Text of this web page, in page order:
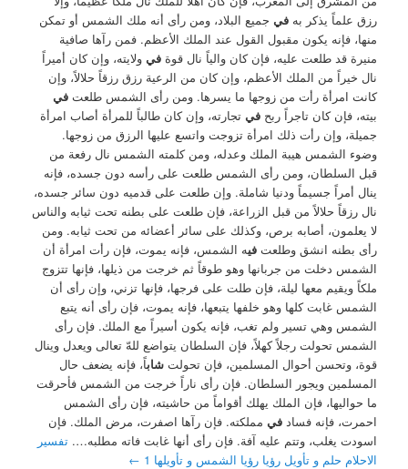
رزق علماً يذكر بهفي جميع البلاد، ومن رأى أنه ملك الشمس أو تمكن
منها، فإنه يكون مقبول القول عند الملك الأعظم. فمن رآها صافية
منيرة قد طلعت عليه، فإن كان والياً نال قوةفي ولايته، وإن كان أميراً
نال خيراً من الملك الأعظم، وإن كان من الرعية رزق رزقاً حلالاً، وإن
كانت امرأة رأت من زوجها ما يسرها. ومن رأى الشمس طلعتفي
بيته، فإن كان تاجراً ربحفي تجارته، وإن كان طالباً للمرأة أصاب امرأة
جميلة، وإن رأت ذلك امرأة تزوجت واتسع عليها الرزق من زوجها.
وضوء الشمس هيبة الملك وعدله، ومن كلمته الشمس نال رفعة من
قبل السلطان، ومن رأى الشمس طلعت على رأسه دون جسده، فإنه
ينال أمراً جسيماً ودنيا شاملة. وإن طلعت على قدميه دون سائر جسده،
نال رزقاً حلالاً من قبل الزراعة، فإن طلعت على بطنه تحت ثيابه والناس
لا يعلمون، أصابه برص، وكذلك على سائر أعضائه من تحت ثيابه. ومن
رأى بطنه انشق وطلعتفيه الشمس، فإنه يموت، فإن رأت امرأة أن
الشمس دخلت من جربانها وهو طوقاً ثم خرجت من ذيلها، فإنها تتزوج
ملكاً ويقيم معها ليلة، فإن طلت على فرجها، فإنها تزني، وإن رأى أن
الشمس غابت كلها وهو خلفها يتبعها، فإنه يموت، فإن رأى أنه يتبع
الشمس وهي تسير ولم تغب، فإنه يكون أسيراً مع الملك. فإن رأى
الشمس تحولت رجلاً كهلاً، فإن السلطان يتواضع للهّ تعالى ويعدل وينال
قوة، وتحسن أحوال المسلمين، فإن تحولتشاباً، فإنه يضعف حال
المسلمين ويجور السلطان. فإن رأى ناراً خرجت من الشمس فأحرقت
ما حواليها، فإن الملك يهلك أقواماً من حاشيته، فإن رأى الشمس
احمرت، فإنه فسادفي مملكته. فإن رآها اصفرت، مرض الملك. فإن
اسودت يغلب، وتتم عليه آفة. فإن رأى أنها غابت فاته مطلبه….تفسير
الاحلام حلم و تأويل رؤيا رؤيا الشمس و تأويلها 1
←